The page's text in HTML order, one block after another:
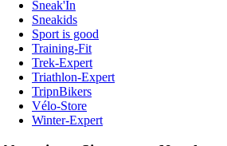
Sneak'In
Sneakids
Sport is good
Training-Fit
Trek-Expert
Triathlon-Expert
TripnBikers
Vélo-Store
Winter-Expert